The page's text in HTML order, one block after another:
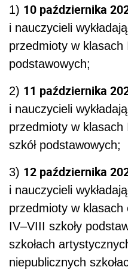
1) 10 października
i nauczycieli
przedmioty w klasach
podstawowych;
2) 11 października
i nauczycieli
przedmioty w
szkół podstawowych;
3) 12 października
i nauczycieli
przedmioty w klasach
IV–VIII szkoły
szkołach
niepublicznych